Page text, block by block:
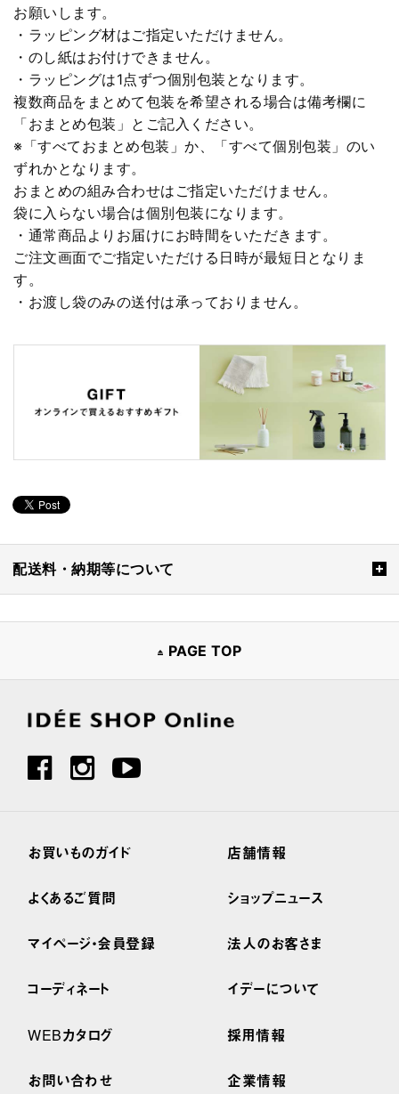
お願いします。
・ラッピング材はご指定いただけません。
・のし紙はお付けできません。
・ラッピングは1点ずつ個別包装となります。
複数商品をまとめて包装を希望される場合は備考欄に
「おまとめ包装」とご記入ください。
※「すべておまとめ包装」か、「すべて個別包装」のい
ずれかとなります。
おまとめの組み合わせはご指定いただけません。
袋に入らない場合は個別包装になります。
・通常商品よりお届けにお時間をいただきます。
ご注文画面でご指定いただける日時が最短日となりま
す。
・お渡し袋のみの送付は承っておりません。
配送料・納期等について
PAGE TOP
お買いものガイド
よくあるご質問
マイページ・会員登録
コーディネート
WEBカタログ
お問い合わせ
店舗情報
ショップニュース
法人のお客さま
イデーについて
採用情報
企業情報